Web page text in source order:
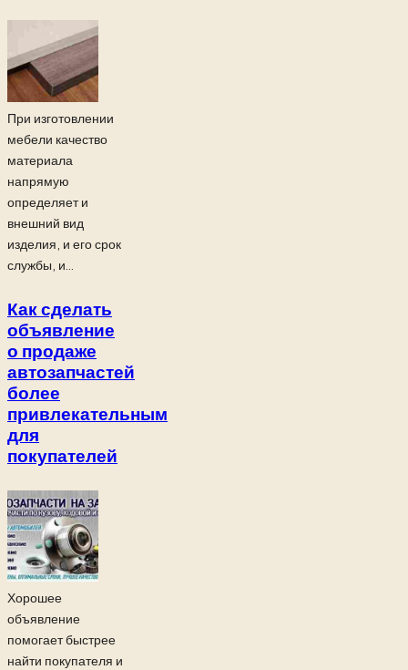
При изготовлении
мебели качество
материала
напрямую
определяет и
внешний вид
изделия, и его срок
службы, и...
Как сделать
объявление
о продаже
автозапчастей
более
привлекательным
для
покупателей
Хорошее
объявление
помогает быстрее
найти покупателя и